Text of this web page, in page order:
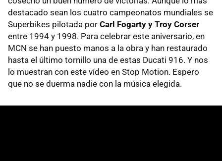
destacado sean los cuatro campeonatos mundiales se
Superbikes pilotada por Carl Fogarty y Troy Corser
entre 1994 y 1998. Para celebrar este aniversario, en
MCN se han puesto manos a la obra y han restaurado
hasta el último tornillo una de estas Ducati 916. Y nos
lo muestran con este vídeo en Stop Motion. Espero
que no se duerma nadie con la música elegida.